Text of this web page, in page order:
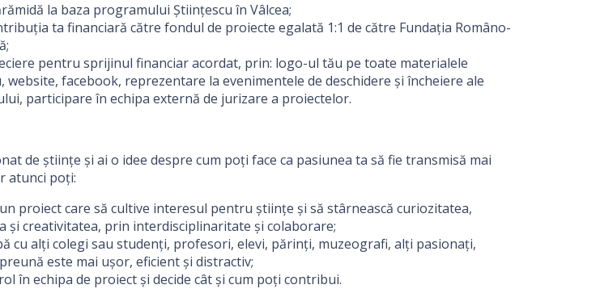
la baza programului Științescu în Vâlcea;
ta financiară către fondul de proiecte egalată 1:1 de către Fundația Româno-
pentru sprijinul financiar acordat, prin: logo-ul tău pe toate materialele
website, facebook, reprezentare la evenimentele de deschidere și încheiere ale
participare în echipa externă de jurizare a proiectelor.
de științe și ai o idee despre cum poți face ca pasiunea ta să fie transmisă mai
atunci poți:
proiect care să cultive interesul pentru științe și să stârnească curiozitatea,
și creativitatea, prin interdisciplinaritate și colaborare;
cu alți colegi sau studenți, profesori, elevi, părinți, muzeografi, alți pasionați,
este mai ușor, eficient și distractiv;
în echipa de proiect și decide cât și cum poți contribui.